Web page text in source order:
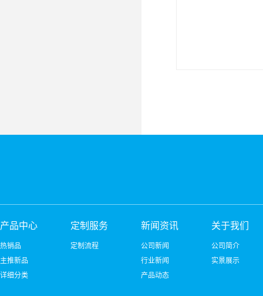
产品中心
热销品
主推新品
详细分类
定制服务
定制流程
新闻资讯
公司新闻
行业新闻
产品动态
关于我们
公司简介
实景展示